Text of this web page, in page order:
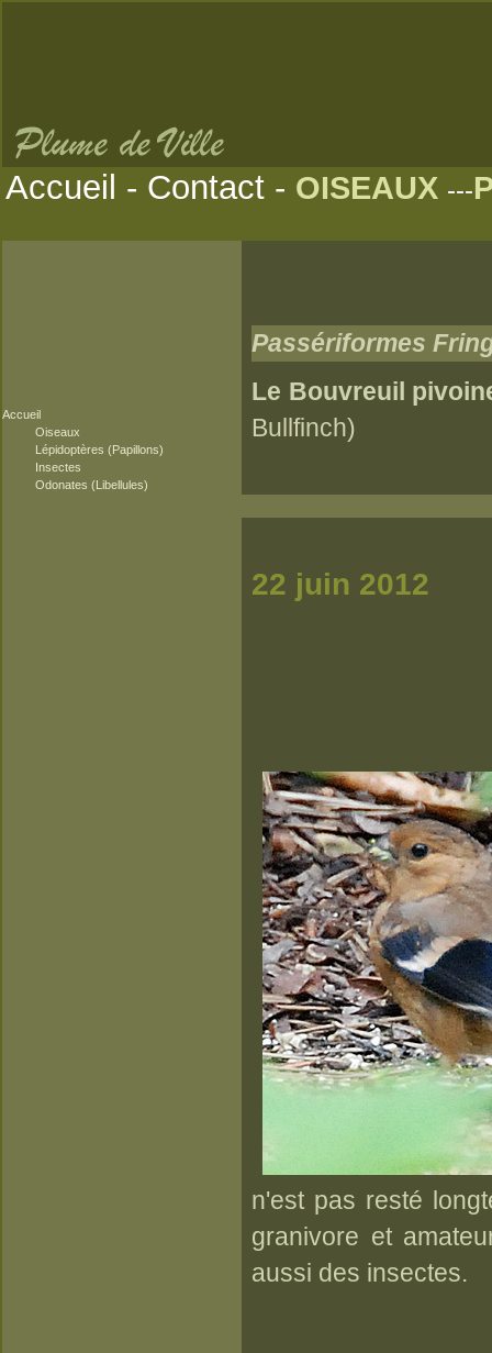
Accueil - Contact- OISEAUX ---
Accueil
Oiseaux
Lépidoptères (Papillons)
Insectes
Odonates (Libellules)
Passériformes
Le Bouvreuil
Bullfinch)
22
n'est pas resté
granivore et
aussi des insectes.